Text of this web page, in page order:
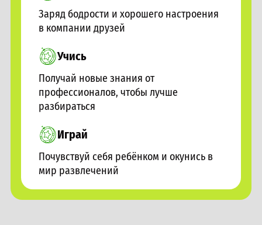
Заряд бодрости и хорошего настроения
в компании друзей
Учись
Получай новые знания от
профессионалов, чтобы лучше
разбираться
Играй
Почувствуй себя ребёнком и окунись в
мир развлечений